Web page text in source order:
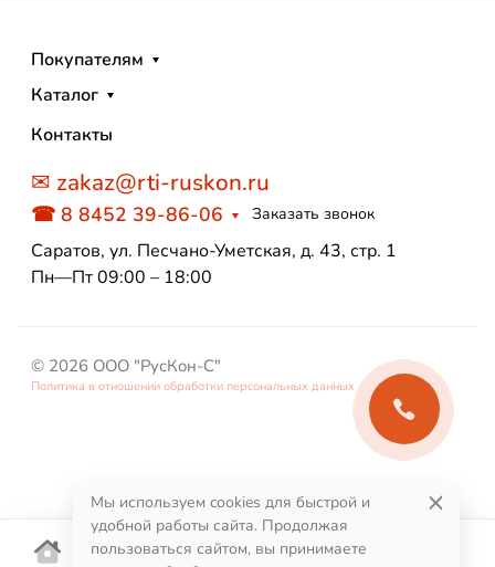
Покупателям
Каталог
Контакты
✉ zakaz@rti-ruskon.ru
☎ 8 8452 39-86-06 Заказать звонок
Саратов, ул. Песчано-Уметская, д. 43, стр. 1
Пн—Пт 09:00 – 18:00
© 2026 ООО "РусКон-С"
Политика в отношении обработки персональных данных
Мы используем cookies для быстрой и
удобной работы сайта. Продолжая
пользоваться сайтом, вы принимаете